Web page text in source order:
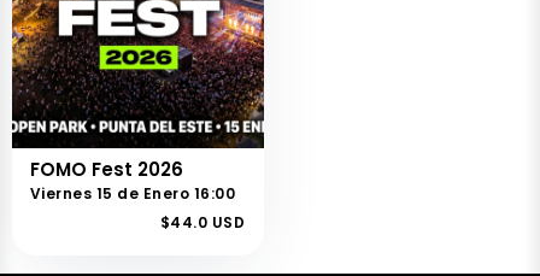
FOMO Fest 2026
Viernes 15 de Enero 16:00
$44.0 USD